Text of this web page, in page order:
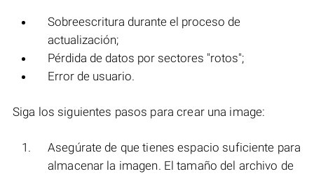
Sobreescritura durante el proceso de
actualización;
Pérdida de datos por sectores "rotos";
Error de usuario.
Siga los siguientes pasos para crear una image:
Asegúrate de que tienes espacio suficiente para
almacenar la imagen. El tamaño del archivo de